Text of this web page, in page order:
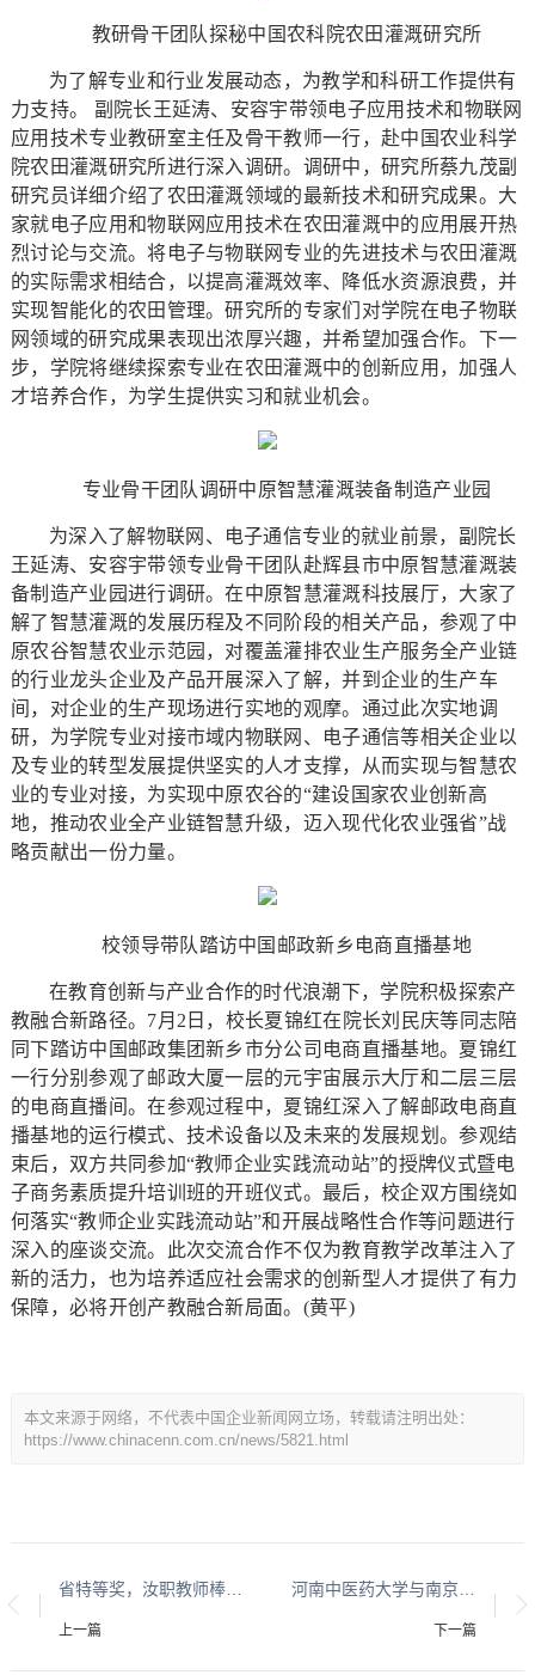
教研骨干团队探秘中国农科院农田灌溉研究所
为了解专业和行业发展动态，为教学和科研工作提供有
力支持。 副院长王延涛、安容宇带领电子应用技术和物联网
应用技术专业教研室主任及骨干教师一行，赴中国农业科学
院农田灌溉研究所进行深入调研。调研中，研究所蔡九茂副
研究员详细介绍了农田灌溉领域的最新技术和研究成果。大
家就电子应用和物联网应用技术在农田灌溉中的应用展开热
烈讨论与交流。将电子与物联网专业的先进技术与农田灌溉
的实际需求相结合，以提高灌溉效率、降低水资源浪费，并
实现智能化的农田管理。研究所的专家们对学院在电子物联
网领域的研究成果表现出浓厚兴趣，并希望加强合作。下一
步，学院将继续探索专业在农田灌溉中的创新应用，加强人
才培养合作，为学生提供实习和就业机会。
专业骨干团队调研中原智慧灌溉装备制造产业园
为深入了解物联网、电子通信专业的就业前景，副院长
王延涛、安容宇带领专业骨干团队赴辉县市中原智慧灌溉装
备制造产业园进行调研。在中原智慧灌溉科技展厅，大家了
解了智慧灌溉的发展历程及不同阶段的相关产品，参观了中
原农谷智慧农业示范园，对覆盖灌排农业生产服务全产业链
的行业龙头企业及产品开展深入了解，并到企业的生产车
间，对企业的生产现场进行实地的观摩。通过此次实地调
研，为学院专业对接市域内物联网、电子通信等相关企业以
及专业的转型发展提供坚实的人才支撑，从而实现与智慧农
业的专业对接，为实现中原农谷的“建设国家农业创新高
地，推动农业全产业链智慧升级，迈入现代化农业强省”战
略贡献出一份力量。
校领导带队踏访中国邮政新乡电商直播基地
在教育创新与产业合作的时代浪潮下，学院积极探索产
教融合新路径。7月2日，校长夏锦红在院长刘民庆等同志陪
同下踏访中国邮政集团新乡市分公司电商直播基地。夏锦红
一行分别参观了邮政大厦一层的元宇宙展示大厅和二层三层
的电商直播间。在参观过程中，夏锦红深入了解邮政电商直
播基地的运行模式、技术设备以及未来的发展规划。参观结
束后，双方共同参加“教师企业实践流动站”的授牌仪式暨电
子商务素质提升培训班的开班仪式。最后，校企双方围绕如
何落实“教师企业实践流动站”和开展战略性合作等问题进行
深入的座谈交流。此次交流合作不仅为教育教学改革注入了
新的活力，也为培养适应社会需求的创新型人才提供了有力
保障，必将开创产教融合新局面。(黄平)
本文来源于网络，不代表中国企业新闻网立场，转载请注明出处：
https://www.chinacenn.com.cn/news/5821.html
省特等奖，汝职教师棒棒哒！
上一篇 下一篇